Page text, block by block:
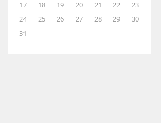
17
18 19 20 21 22
23
24
25 26 27 28 29
30
31